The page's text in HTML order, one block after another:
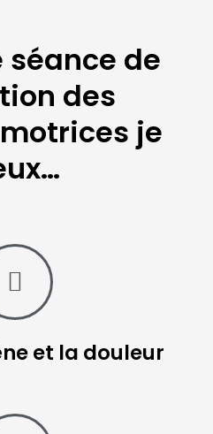
séance de
des
je
et la douleur